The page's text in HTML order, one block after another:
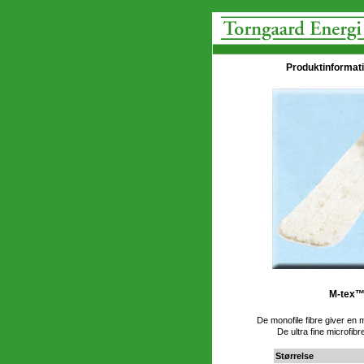
M-
De monofile fibre giver en
De ultra fine
Størrelse